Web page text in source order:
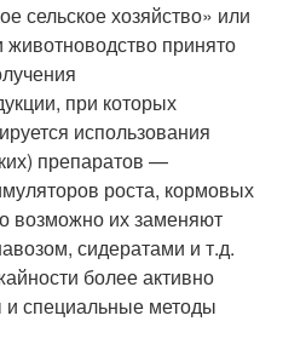
сельское хозяйство» или
животноводство принято
при которых
использования
препаратов —
роста, кормовых
возможно их заменяют
сидератами и т.д.
более активно
и специальные методы